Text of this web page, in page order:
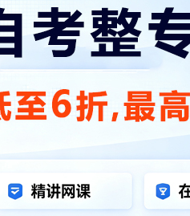
09:00:00
101101）
）已公布，浙江自学考试时间为2026
09:00:00
教育考试院官方发布的自考课程设置，
护理学专业考试计划点此查看：①本